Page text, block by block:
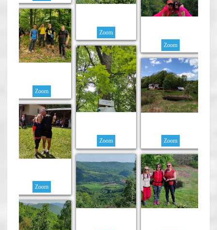
Zoom
Zoom
Zoom
Zoom Zoom
Zoom